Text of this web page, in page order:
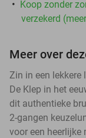
Koop zonder
verzekerd
Meer over
Zin in een lekkere
De Klep in het
dit authentieke
2-gangen
voor een